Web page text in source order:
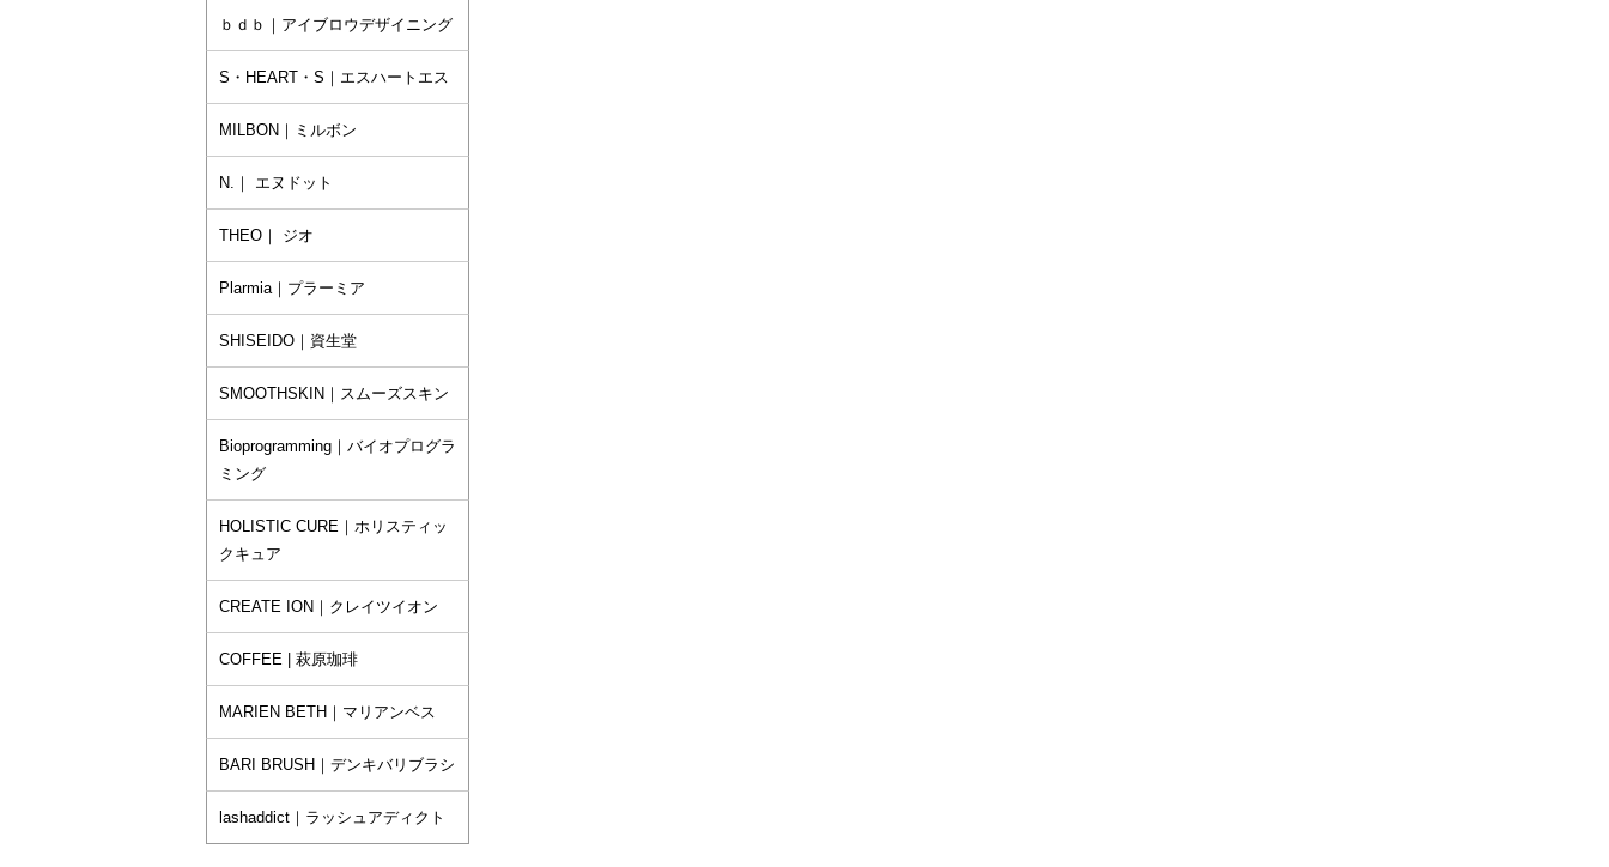
ｂｄｂ｜アイブロウデザイニング
S・HEART・S｜エスハートエス
MILBON｜ミルボン
N.｜ エヌドット
THEO｜ ジオ
Plarmia｜プラーミア
SHISEIDO｜資生堂
SMOOTHSKIN｜スムーズスキン
Bioprogramming｜バイオプログラ
ミング
HOLISTIC CURE｜ホリスティッ
クキュア
CREATE ION｜クレイツイオン
COFFEE | 萩原珈琲
MARIEN BETH｜マリアンベス
BARI BRUSH｜デンキバリブラシ
lashaddict｜ラッシュアディクト